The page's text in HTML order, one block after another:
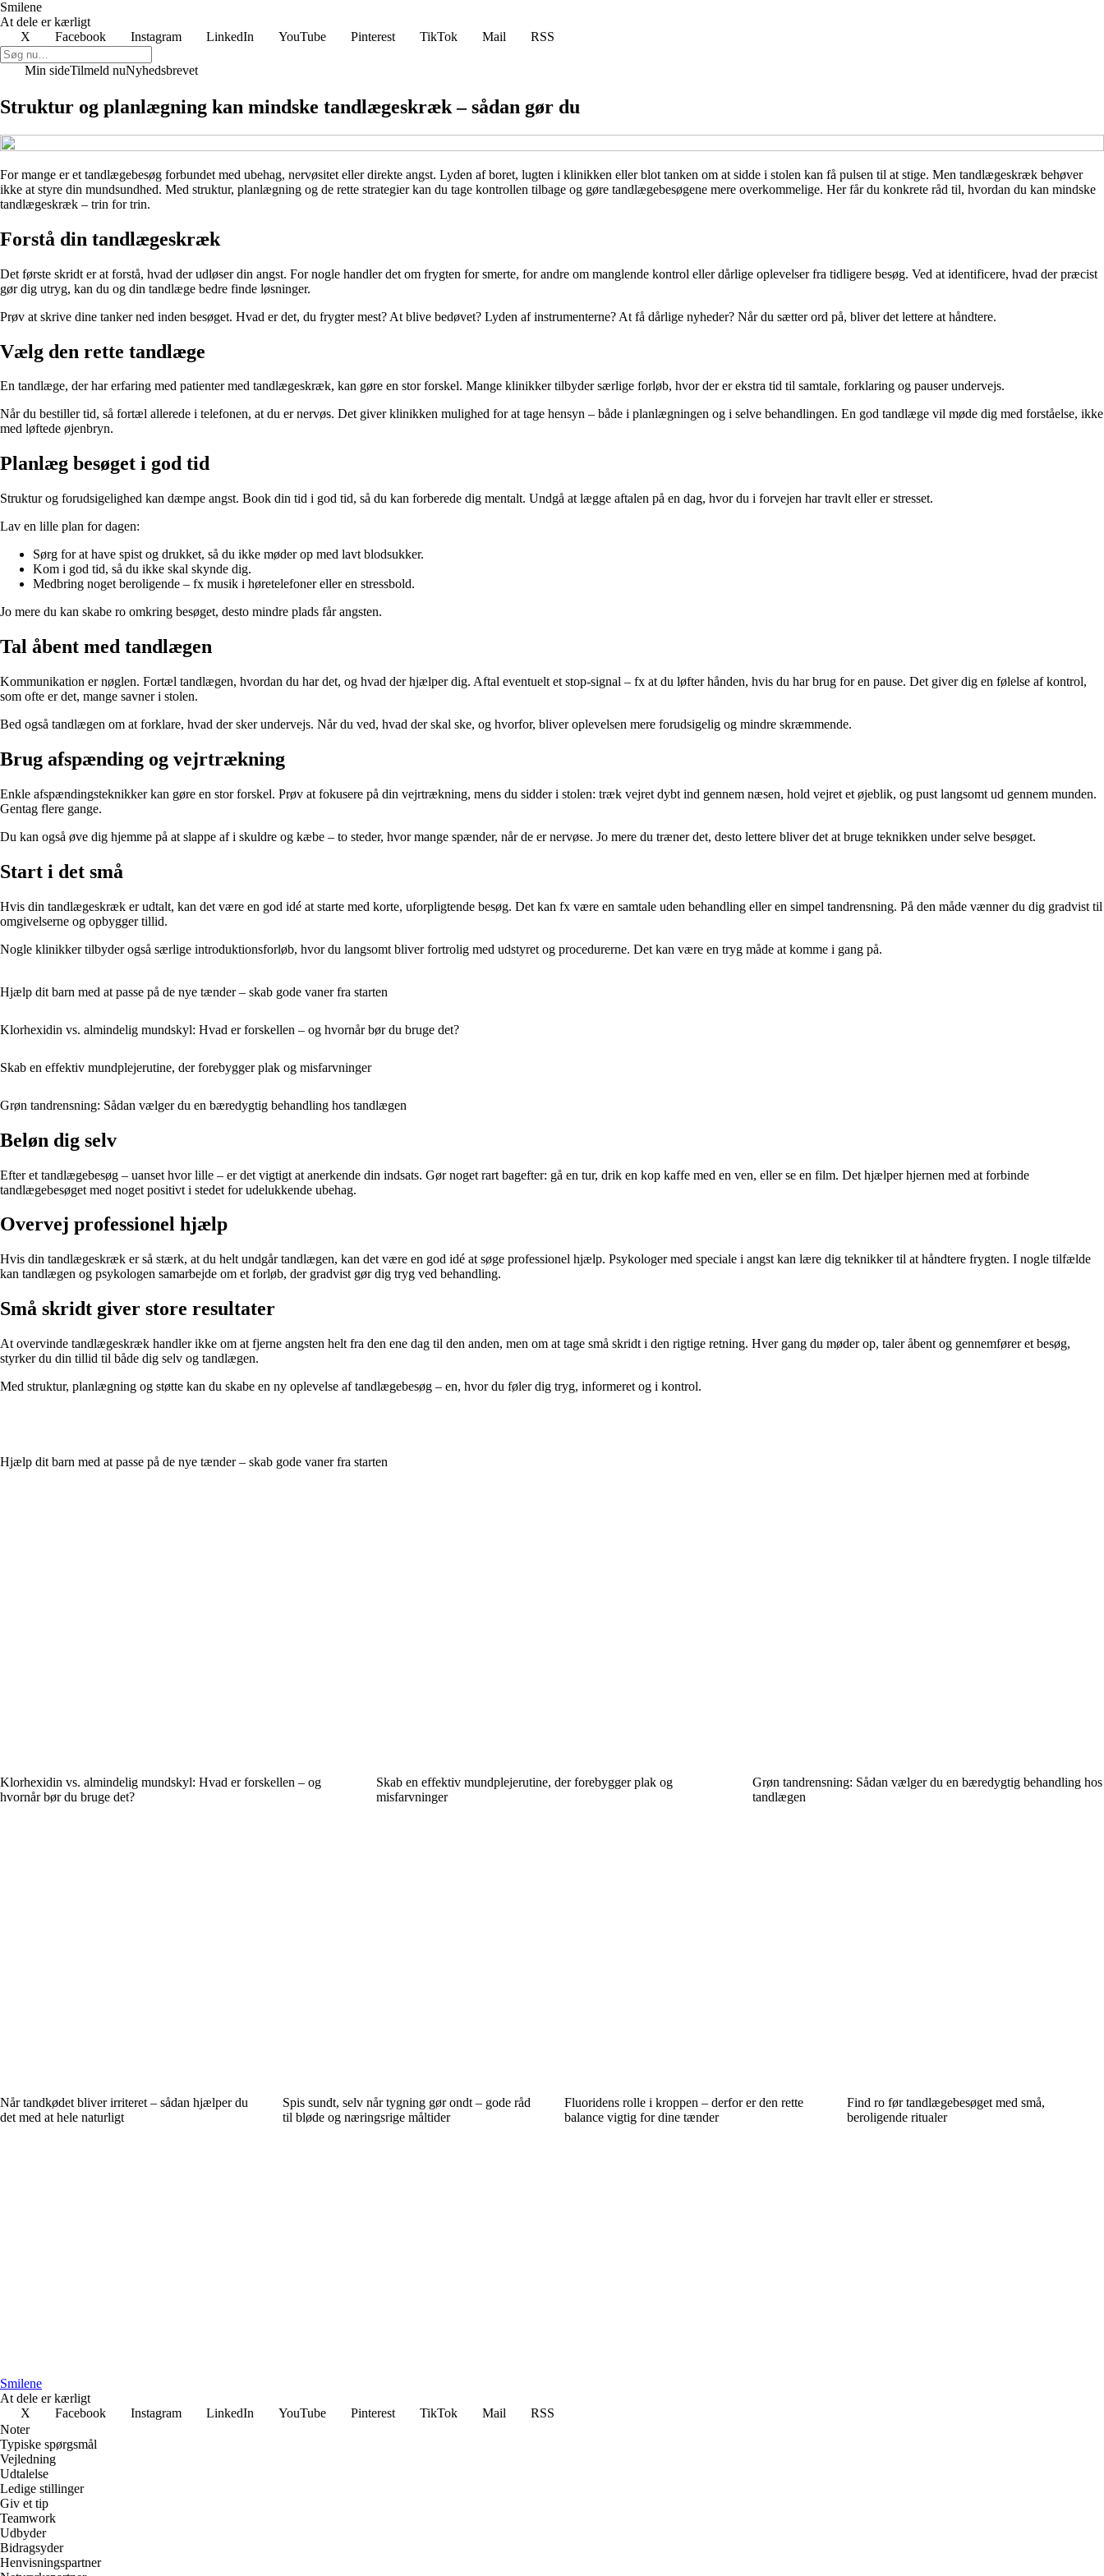
Smilene
At dele er kærligt
X
Facebook Instagram LinkedIn YouTube Pinterest TikTok Mail RSS
Min sideTilmeld nuNyhedsbrevet
Struktur og planlægning kan mindske tandlægeskræk – sådan gør du
For mange er et tandlægebesøg forbundet med ubehag, nervøsitet eller direkte angst. Lyden af boret, lugten i klinikken eller blot tanken om at sidde i stolen kan få pulsen til at stige. Men tandlægeskræk behøver
ikke at styre din mundsundhed. Med struktur, planlægning og de rette strategier kan du tage kontrollen tilbage og gøre tandlægebesøgene mere overkommelige. Her får du konkrete råd til, hvordan du kan mindske
tandlægeskræk – trin for trin.
Forstå din tandlægeskræk
Det første skridt er at forstå, hvad der udløser din angst. For nogle handler det om frygten for smerte, for andre om manglende kontrol eller dårlige oplevelser fra tidligere besøg. Ved at identificere, hvad der præcist
gør dig utryg, kan du og din tandlæge bedre finde løsninger.
Prøv at skrive dine tanker ned inden besøget. Hvad er det, du frygter mest? At blive bedøvet? Lyden af instrumenterne? At få dårlige nyheder? Når du sætter ord på, bliver det lettere at håndtere.
Vælg den rette tandlæge
En tandlæge, der har erfaring med patienter med tandlægeskræk, kan gøre en stor forskel. Mange klinikker tilbyder særlige forløb, hvor der er ekstra tid til samtale, forklaring og pauser undervejs.
Når du bestiller tid, så fortæl allerede i telefonen, at du er nervøs. Det giver klinikken mulighed for at tage hensyn – både i planlægningen og i selve behandlingen. En god tandlæge vil møde dig med forståelse, ikke
med løftede øjenbryn.
Planlæg besøget i god tid
Struktur og forudsigelighed kan dæmpe angst. Book din tid i god tid, så du kan forberede dig mentalt. Undgå at lægge aftalen på en dag, hvor du i forvejen har travlt eller er stresset.
Lav en lille plan for dagen:
Sørg for at have spist og drukket, så du ikke møder op med lavt blodsukker.
Kom i god tid, så du ikke skal skynde dig.
Medbring noget beroligende – fx musik i høretelefoner eller en stressbold.
Jo mere du kan skabe ro omkring besøget, desto mindre plads får angsten.
Tal åbent med tandlægen
Kommunikation er nøglen. Fortæl tandlægen, hvordan du har det, og hvad der hjælper dig. Aftal eventuelt et stop-signal – fx at du løfter hånden, hvis du har brug for en pause. Det giver dig en følelse af kontrol,
som ofte er det, mange savner i stolen.
Bed også tandlægen om at forklare, hvad der sker undervejs. Når du ved, hvad der skal ske, og hvorfor, bliver oplevelsen mere forudsigelig og mindre skræmmende.
Brug afspænding og vejrtrækning
Enkle afspændingsteknikker kan gøre en stor forskel. Prøv at fokusere på din vejrtrækning, mens du sidder i stolen: træk vejret dybt ind gennem næsen, hold vejret et øjeblik, og pust langsomt ud gennem munden.
Gentag flere gange.
Du kan også øve dig hjemme på at slappe af i skuldre og kæbe – to steder, hvor mange spænder, når de er nervøse. Jo mere du træner det, desto lettere bliver det at bruge teknikken under selve besøget.
Start i det små
Hvis din tandlægeskræk er udtalt, kan det være en god idé at starte med korte, uforpligtende besøg. Det kan fx være en samtale uden behandling eller en simpel tandrensning. På den måde vænner du dig gradvist til
omgivelserne og opbygger tillid.
Nogle klinikker tilbyder også særlige introduktionsforløb, hvor du langsomt bliver fortrolig med udstyret og procedurerne. Det kan være en tryg måde at komme i gang på.
Hjælp dit barn med at passe på de nye tænder – skab gode vaner fra starten
Klorhexidin vs. almindelig mundskyl: Hvad er forskellen – og hvornår bør du bruge det?
Skab en effektiv mundplejerutine, der forebygger plak og misfarvninger
Grøn tandrensning: Sådan vælger du en bæredygtig behandling hos tandlægen
Beløn dig selv
Efter et tandlægebesøg – uanset hvor lille – er det vigtigt at anerkende din indsats. Gør noget rart bagefter: gå en tur, drik en kop kaffe med en ven, eller se en film. Det hjælper hjernen med at forbinde
tandlægebesøget med noget positivt i stedet for udelukkende ubehag.
Overvej professionel hjælp
Hvis din tandlægeskræk er så stærk, at du helt undgår tandlægen, kan det være en god idé at søge professionel hjælp. Psykologer med speciale i angst kan lære dig teknikker til at håndtere frygten. I nogle tilfælde
kan tandlægen og psykologen samarbejde om et forløb, der gradvist gør dig tryg ved behandling.
Små skridt giver store resultater
At overvinde tandlægeskræk handler ikke om at fjerne angsten helt fra den ene dag til den anden, men om at tage små skridt i den rigtige retning. Hver gang du møder op, taler åbent og gennemfører et besøg,
styrker du din tillid til både dig selv og tandlægen.
Med struktur, planlægning og støtte kan du skabe en ny oplevelse af tandlægebesøg – en, hvor du føler dig tryg, informeret og i kontrol.
Hjælp dit barn med at passe på de nye tænder – skab gode vaner fra starten
Klorhexidin vs. almindelig mundskyl: Hvad er forskellen – og
hvornår bør du bruge det?
Skab en effektiv mundplejerutine, der forebygger plak og
misfarvninger
Grøn tandrensning: Sådan vælger du en bæredygtig behandling hos
tandlægen
Når tandkødet bliver irriteret – sådan hjælper du
det med at hele naturligt
Spis sundt, selv når tygning gør ondt – gode råd
til bløde og næringsrige måltider
Fluoridens rolle i kroppen – derfor er den rette
balance vigtig for dine tænder
Find ro før tandlægebesøget med små,
beroligende ritualer
Smilene
At dele er kærligt
X
Facebook Instagram LinkedIn YouTube Pinterest TikTok Mail
RSS
Noter
Typiske spørgsmål
Vejledning
Udtalelse
Ledige stillinger
Giv et tip
Teamwork
Udbyder
Bidragsyder
Henvisningspartner